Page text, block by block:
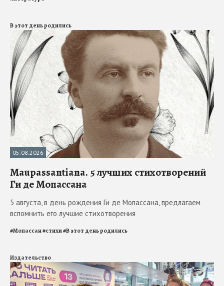
В этот день родились
05.08.2026
Maupassantiana. 5 лучших стихотворений
Ги де Мопассана
5 августа, в день рождения Ги де Мопассана, предлагаем
вспомнить его лучшие стихотворения
#Мопассан#стихи#В этот день родились
Издательство